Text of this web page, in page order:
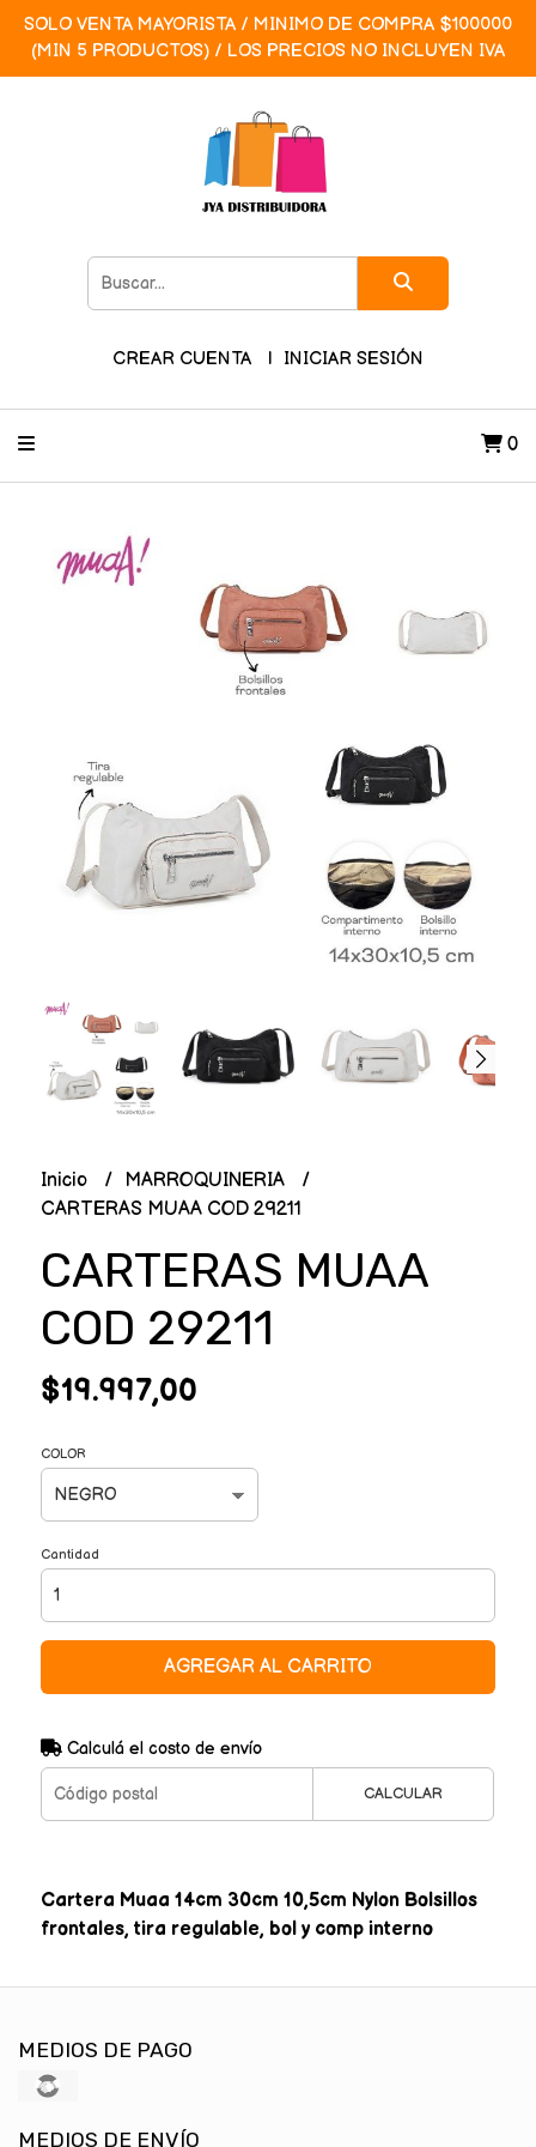
SOLO VENTA MAYORISTA / MINIMO DE COMPRA $100000
(MIN 5 PRODUCTOS) / LOS PRECIOS NO INCLUYEN IVA
CREAR CUENTA INICIAR SESIÓN
0
Inicio
MARROQUINERIA
CARTERAS MUAA COD 29211
CARTERAS MUAA
COD 29211
$19.997,00
COLOR
Cantidad
AGREGAR AL CARRITO
Calculá el costo de envío
CALCULAR
Cartera Muaa 14cm 30cm 10,5cm Nylon Bolsillos
frontales, tira regulable, bol y comp interno
MEDIOS DE PAGO
MEDIOS DE ENVÍO